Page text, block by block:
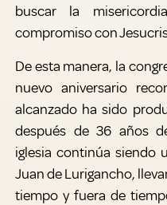
buscar la
compromiso con
De esta manera, la
nuevo aniversario
alcanzado ha sido
después de 36 años
iglesia continúa siendo
Juan de Lurigancho,
tiempo y fuera de